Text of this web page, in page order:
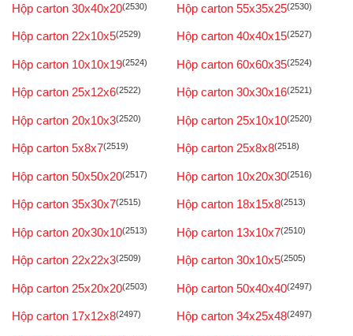
Hộp carton 30x40x20(2530) Hộp carton 55x35x25(2530)
Hộp carton 22x10x5(2529) Hộp carton 40x40x15(2527)
Hộp carton 10x10x19(2524) Hộp carton 60x60x35(2524)
Hộp carton 25x12x6(2522) Hộp carton 30x30x16(2521)
Hộp carton 20x10x3(2520) Hộp carton 25x10x10(2520)
Hộp carton 5x8x7(2519) Hộp carton 25x8x8(2518)
Hộp carton 50x50x20(2517) Hộp carton 10x20x30(2516)
Hộp carton 35x30x7(2515) Hộp carton 18x15x8(2513)
Hộp carton 20x30x10(2513) Hộp carton 13x10x7(2510)
Hộp carton 22x22x3(2509) Hộp carton 30x10x5(2505)
Hộp carton 25x20x20(2503) Hộp carton 50x40x40(2497)
Hộp carton 17x12x8(2497) Hộp carton 34x25x48(2497)